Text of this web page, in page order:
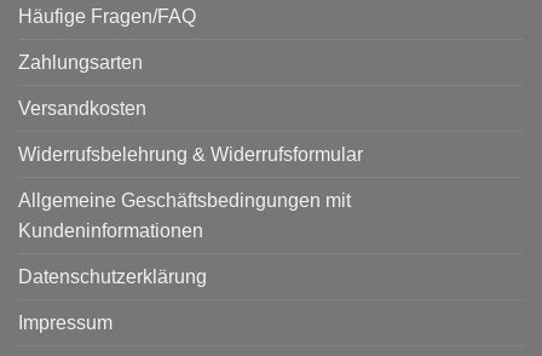
Häufige Fragen/FAQ
Zahlungsarten
Versandkosten
Widerrufsbelehrung & Widerrufsformular
Allgemeine Geschäftsbedingungen mit
Kundeninformationen
Datenschutzerklärung
Impressum